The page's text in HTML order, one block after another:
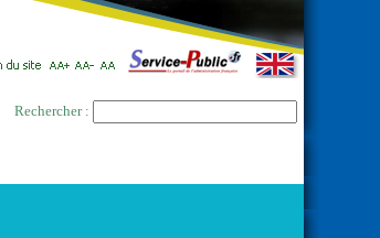
Rechercher :